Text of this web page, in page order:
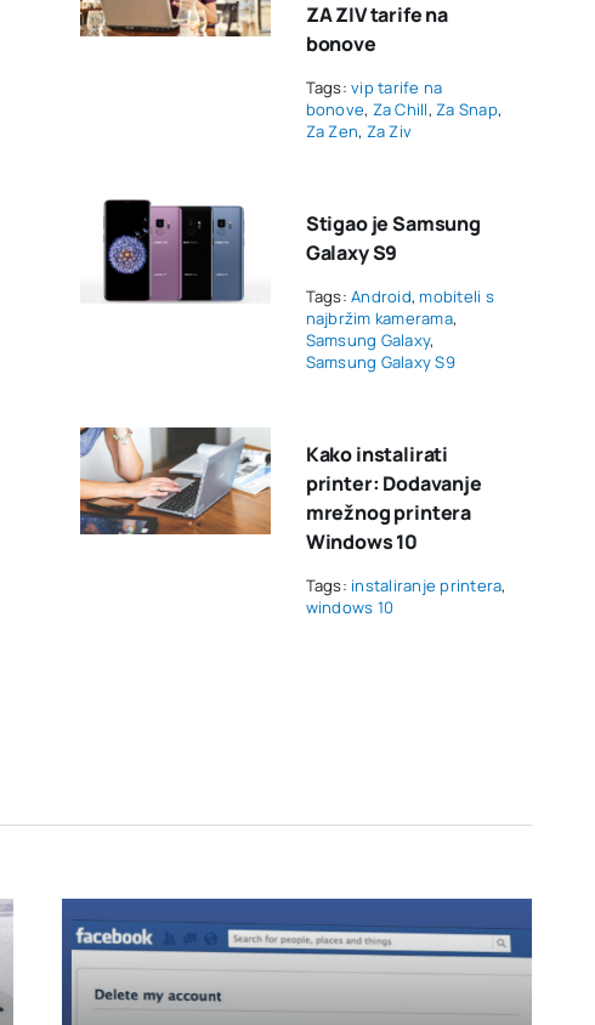
ZA ZIV tarife na
bonove
Tags:vip tarife na
bonove, Za Chill,Za Snap,
Za Zen, Za Ziv
Stigao je Samsung
Galaxy S9
Tags:Android,mobiteli s
najbržim kamerama,
Samsung Galaxy,
Samsung Galaxy S9
Kako instalirati
printer: Dodavanje
mrežnog printera
Windows 10
Tags: instaliranje printera,
windows 10